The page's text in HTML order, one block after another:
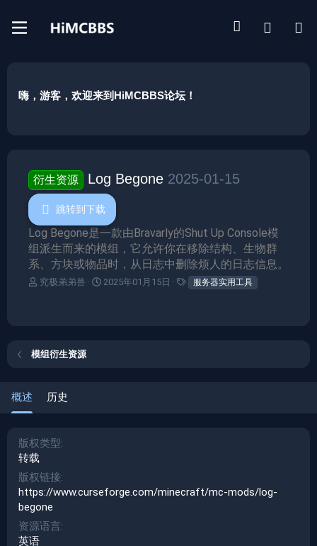
嗨，游客，欢迎来到HiMCBBS论坛！
衍生资源 Log Begone 2025-01-15
跳转到下载
Log Begone是一款由Bravarly的Shut Up Console模
组派生而来的模组，它允许你在移除结构、生物群
系、方块或物品时，从日志中删除烦人的日志信息。
作
究极弟弟兽
创
2025年01月15日
标服务器实用工具
模组衍生资源
概述 历史
版权类型
转载
版权链接
https://www.curseforge.com/minecraft/mc-mods/log-
begone
资源语言
英语